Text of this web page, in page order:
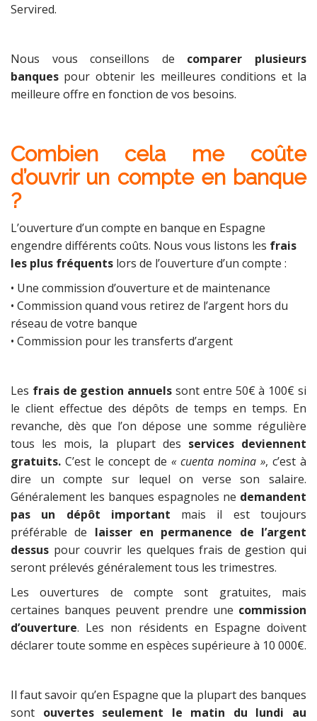
Servired.
Nous vous conseillons de comparer plusieurs
banques pour obtenir les meilleures conditions et la
meilleure offre en fonction de vos besoins.
Combien cela me coûte
d’ouvrir un compte en banque
?
L’ouverture d’un compte en banque en Espagne
engendre différents coûts. Nous vous listons les frais
les plus fréquents lors de l’ouverture d’un compte :
• Une commission d’ouverture et de maintenance
• Commission quand vous retirez de l’argent hors du
réseau de votre banque
• Commission pour les transferts d’argent
Les frais de gestion annuels sont entre 50€ à 100€ si
le client effectue des dépôts de temps en temps. En
revanche, dès que l’on dépose une somme régulière
tous les mois, la plupart des services deviennent
gratuits. C’est le concept de « cuenta nomina », c’est à
dire un compte sur lequel on verse son salaire.
Généralement les banques espagnoles ne demandent
pas un dépôt important mais il est toujours
préférable de laisser en permanence de l’argent
dessus pour couvrir les quelques frais de gestion qui
seront prélevés généralement tous les trimestres.
Les ouvertures de compte sont gratuites, mais
certaines banques peuvent prendre une commission
d’ouverture. Les non résidents en Espagne doivent
déclarer toute somme en espèces supérieure à 10 000€.
Il faut savoir qu’en Espagne que la plupart des banques
sont ouvertes seulement le matin du lundi au